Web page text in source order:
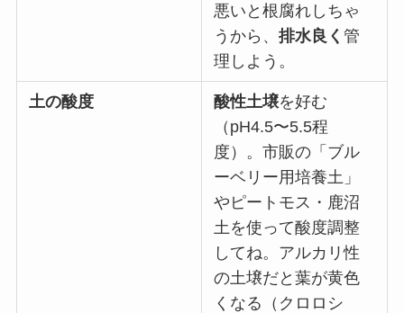
悪いと根腐れしちゃ
うから、排水良く管
理しよう。
土の酸度 酸性土壌を好む
（pH4.5〜5.5程
度）。市販の「ブル
ーベリー用培養土」
やピートモス・鹿沼
土を使って酸度調整
してね。アルカリ性
の土壌だと葉が黄色
くなる（クロロシ